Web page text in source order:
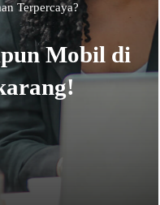
Terpercaya?
Mobil di